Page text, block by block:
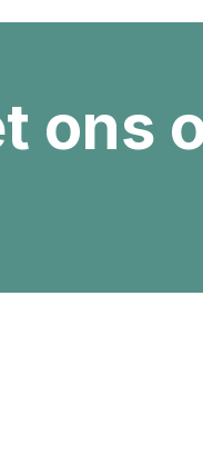
ons